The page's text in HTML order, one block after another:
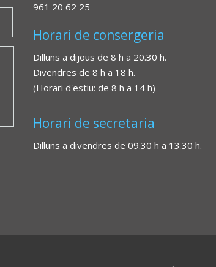
961 20 62 25
Horari de consergeria
Dilluns a dijous de 8 h a 20.30 h.
Divendres de 8 h a 18 h.
(Horari d'estiu: de 8 h a 14 h)
Horari de secretaria
Dilluns a divendres de 09.30 h a 13.30 h.